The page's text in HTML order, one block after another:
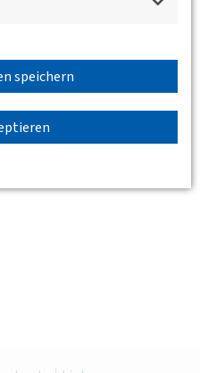
speichern